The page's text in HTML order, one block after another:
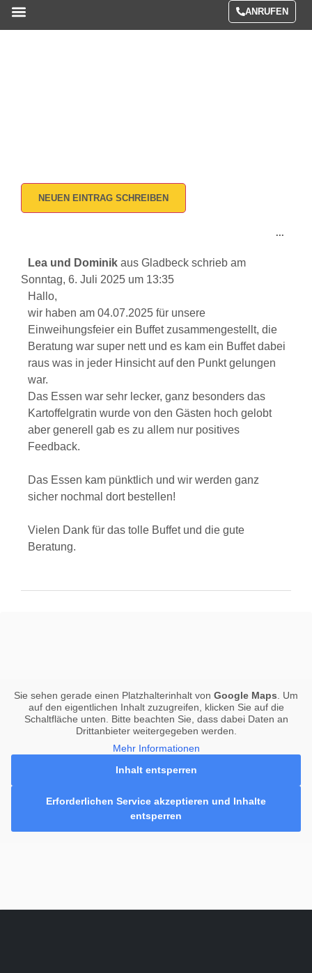
ANRUFEN
Lea und Dominik aus Gladbeck schrieb am
Sonntag, 6. Juli 2025 um 13:35
Hallo,
wir haben am 04.07.2025 für unsere
Einweihungsfeier ein Buffet zusammengestellt, die
Beratung war super nett und es kam ein Buffet dabei
raus was in jeder Hinsicht auf den Punkt gelungen
war.
Das Essen war sehr lecker, ganz besonders das
Kartoffelgratin wurde von den Gästen hoch gelobt
aber generell gab es zu allem nur positives
Feedback.
Das Essen kam pünktlich und wir werden ganz
sicher nochmal dort bestellen!
Vielen Dank für das tolle Buffet und die gute
Beratung.
...
Sie sehen gerade einen Platzhalterinhalt von Google Maps . Um
auf den eigentlichen Inhalt zuzugreifen, klicken Sie auf die
Schaltfläche unten. Bitte beachten Sie, dass dabei Daten an
Drittanbieter weitergegeben werden.
Mehr Informationen
Inhalt entsperren
Erforderlichen Service akzeptieren und Inhalte
entsperren